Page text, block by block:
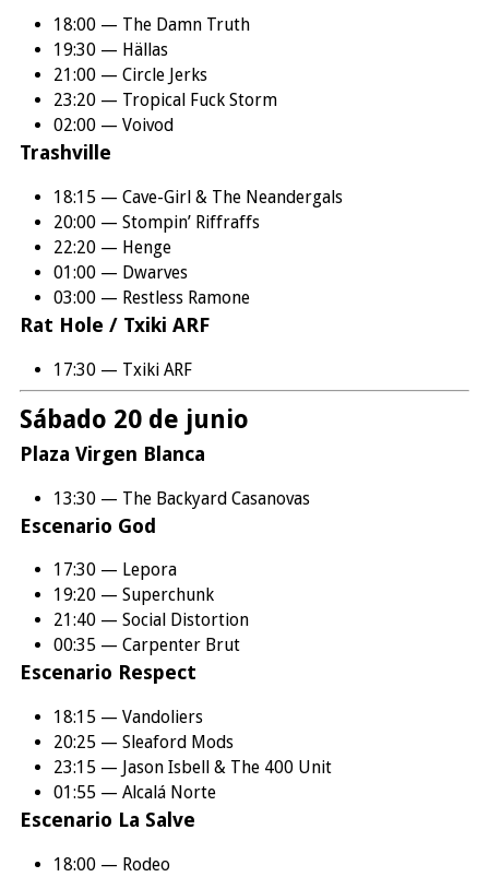
18:00 — The Damn Truth
19:30 — Hällas
21:00 — Circle Jerks
23:20 — Tropical Fuck Storm
02:00 — Voivod
Trashville
18:15 — Cave-Girl & The Neandergals
20:00 — Stompin’ Riffraffs
22:20 — Henge
01:00 — Dwarves
03:00 — Restless Ramone
Rat Hole / Txiki ARF
17:30 — Txiki ARF
Sábado 20 de junio
Plaza Virgen Blanca
13:30 — The Backyard Casanovas
Escenario God
17:30 — Lepora
19:20 — Superchunk
21:40 — Social Distortion
00:35 — Carpenter Brut
Escenario Respect
18:15 — Vandoliers
20:25 — Sleaford Mods
23:15 — Jason Isbell & The 400 Unit
01:55 — Alcalá Norte
Escenario La Salve
18:00 — Rodeo